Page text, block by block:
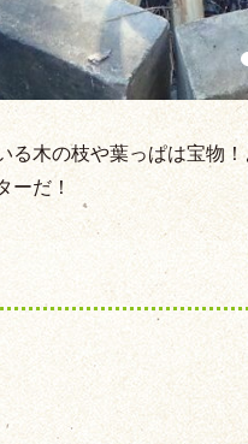
る木の枝や葉っぱは宝物
ーだ！